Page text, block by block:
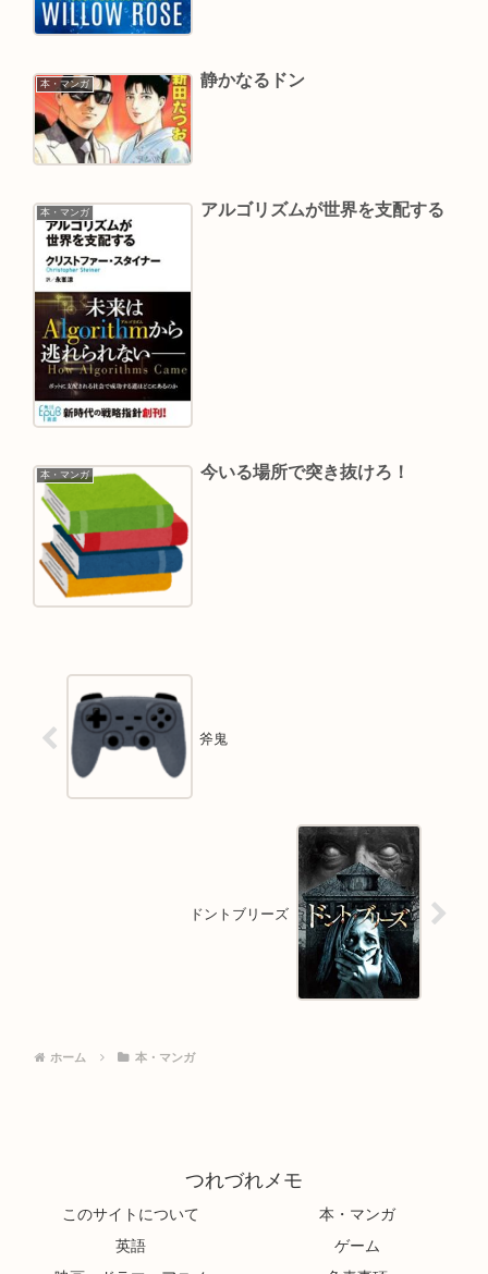
本・マンガ 静かなるドン
本・マンガ アルゴリズムが世界を支配する
本・マンガ 今いる場所で突き抜けろ！
斧鬼
ドントブリーズ
ホーム 本・マンガ
つれづれメモ
このサイトについて
本・マンガ
英語
ゲーム